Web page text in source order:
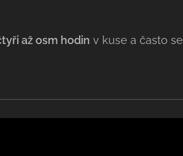
až osm hodin v kuse a často se